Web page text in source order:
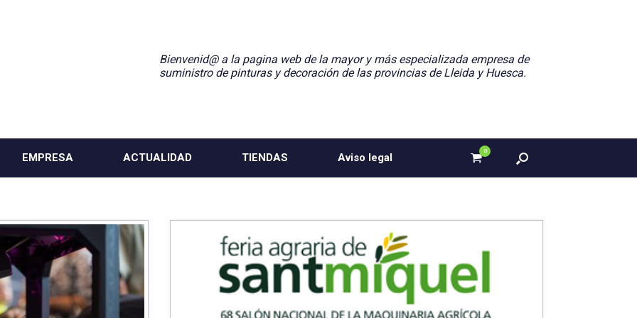
Bienvenid@ a la pagina web de la mayor y más especializada empresa de
suministro de pinturas y decoración de las provincias de Lleida y Huesca.
EMPRESA ACTUALIDAD TIENDAS Aviso legal
Ver
carrito
0